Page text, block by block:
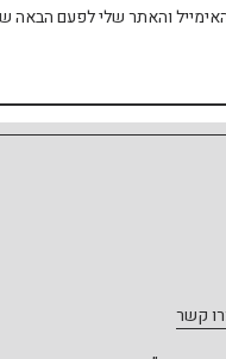
והאתר שלי לפעם הבאה
קשר